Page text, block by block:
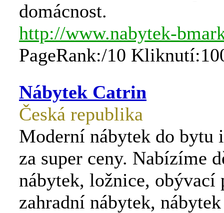
domácnost.
http://www.nabytek-
PageRank:/10
Nábytek Catrin
Česká republika
Moderní nábytek do bytu
za super ceny. Nabízíme
nábytek, ložnice, obývací
zahradní nábytek,